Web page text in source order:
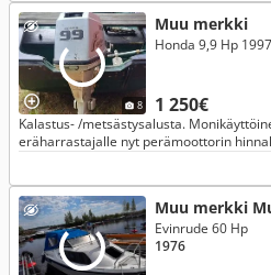
8
Muu merkki
1 250€
Honda 9,9 Hp 1997
Kalastus- /metsästysalusta.
eräharrastajalle nyt perämoottorin
Muu merkki
Evinrude 60 Hp
1976